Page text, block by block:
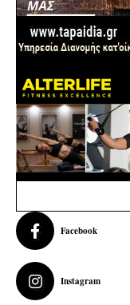
Facebook
Instagram